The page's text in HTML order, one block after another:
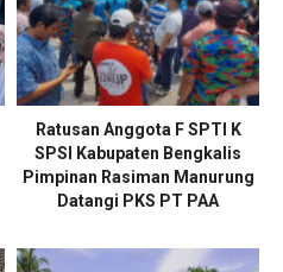
Ratusan Anggota F SPTI K
SPSI Kabupaten Bengkalis
Pimpinan Rasiman Manurung
Datangi PKS PT PAA